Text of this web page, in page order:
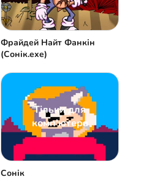
Фрайдей Найт Фанкін
(Сонік.exe)
Тільки для
комп'ютера
Сонік